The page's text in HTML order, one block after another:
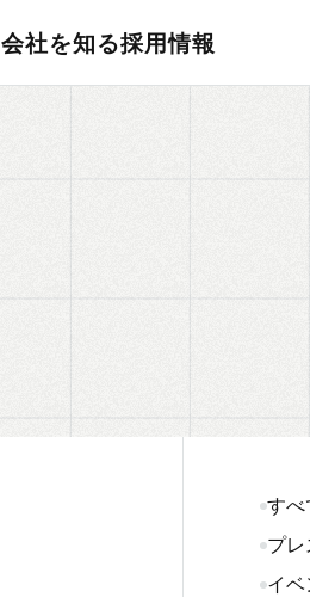
会社を知る採用情報
すべ
プレ
イベ